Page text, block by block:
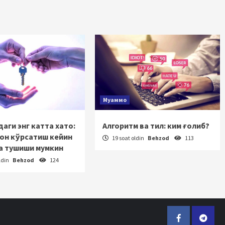
энг катта хато:
кўрсатиш кейин
тушиши мумкин
Behzod 124
Муаммо
Алгоритм ва тил: ким ғолиб?
19 soat oldin Behzod 113
Facebook